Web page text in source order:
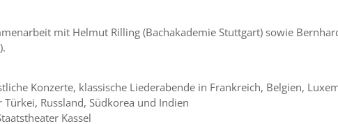
mit Helmut Rilling (Bachakademie Stuttgart) sowie
Konzerte, klassische Liederabende in Frankreich, Belgien,
Russland, Südkorea und Indien
Kassel